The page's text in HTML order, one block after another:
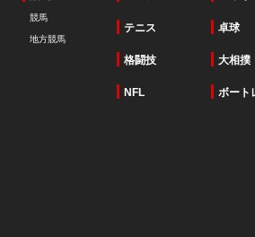
競馬
地方競馬
テニス 卓球
格闘技 大相撲
NFL ボート